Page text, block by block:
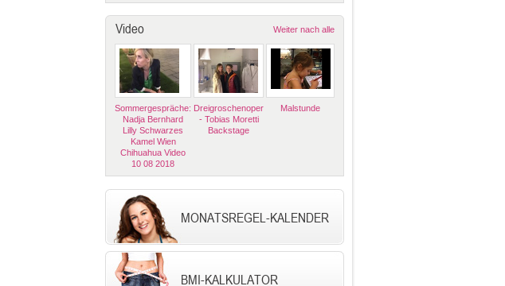
Video Weiter nach alle
Sommergespräche:
Nadja Bernhard
Lilly Schwarzes
Kamel Wien
Chihuahua Video
10 08 2018
Dreigroschenoper
- Tobias Moretti
Backstage
Malstunde
MONATSREGEL-KALENDER
BMI-KALKULATOR